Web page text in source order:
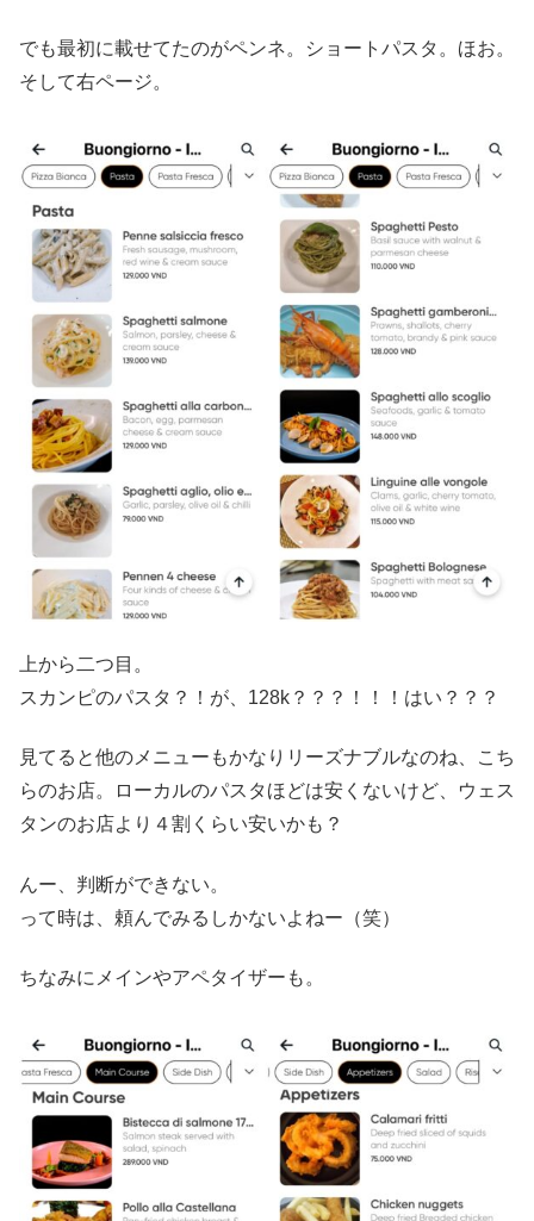
でも最初に載せてたのがペンネ。ショートパスタ。ほお。
そして右ページ。
上から二つ目。
スカンピのパスタ？！が、128k？？？！！！はい？？？
見てると他のメニューもかなりリーズナブルなのね、こち
らのお店。ローカルのパスタほどは安くないけど、ウェス
タンのお店より４割くらい安いかも？
んー、判断ができない。
って時は、頼んでみるしかないよねー（笑）
ちなみにメインやアペタイザーも。